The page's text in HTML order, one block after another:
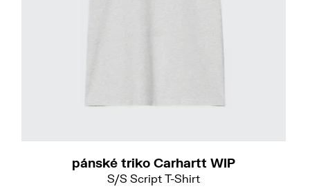
pánské triko Carhartt WIP
S/S Script T-Shirt